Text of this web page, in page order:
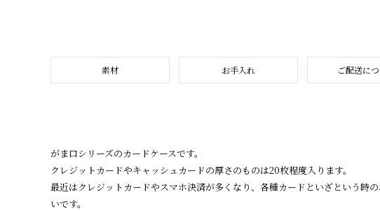
素材 お手入れ ご配送に
がま口シリーズのカードケースです。
クレジットカードやキャッシュカードの厚さのものは20枚程度入ります。
最近はクレジットカードやスマホ決済が多くなり、各種カードといざという時
いです。